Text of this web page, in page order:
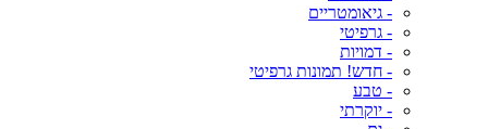
- גיאומטריים
- גרפיטי
- דמויות
- חדש! תמונות גרפיטי
- טבע
- יוקרתי